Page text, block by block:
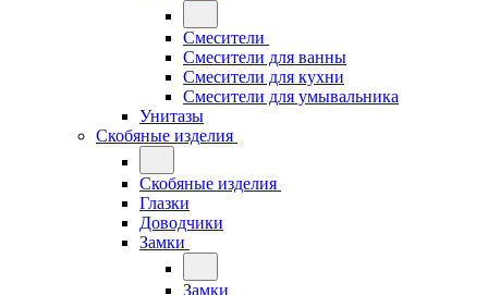
Смесители
Смесители для ванны
Смесители для кухни
Смесители для умывальника
Унитазы
Скобяные изделия
Скобяные изделия
Глазки
Доводчики
Замки
Замки